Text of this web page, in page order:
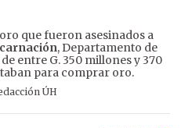
que fueron asesinados a
, Departamento de
entre G. 350 millones y 370
para comprar oro.
ÚH